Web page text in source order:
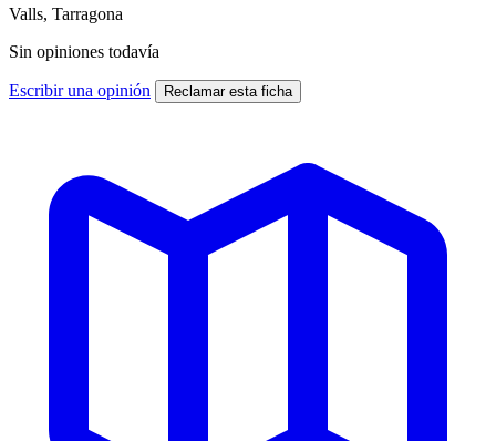
Valls, Tarragona
Sin opiniones todavía
Escribir una opinión Reclamar esta ficha